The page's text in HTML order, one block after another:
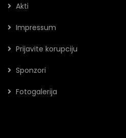
Akti
Impressum
Prijavite korupciju
Sponzori
Fotogalerija